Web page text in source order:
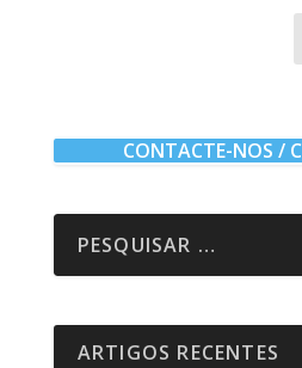
CONTACTE-NOS /
ARTIGOS RECENTES